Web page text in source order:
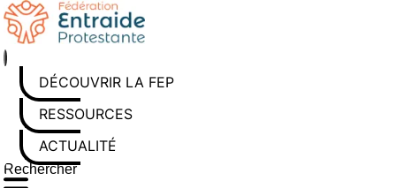
Aller
au
contenu
DÉCOUVRIR LA FEP
RESSOURCES
ACTUALITÉS
Rechercher sur le site
Saisissez au moins 3 caractères pour lancer la recherche